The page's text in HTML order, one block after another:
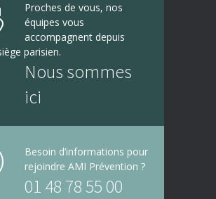
Proches de vous, nos
équipes vous
accompagnent depuis
parisien.
Nous sommes
ici
Besoin d’informations pour
rejoindre AMI Prévention ?
01 48 78 55 00